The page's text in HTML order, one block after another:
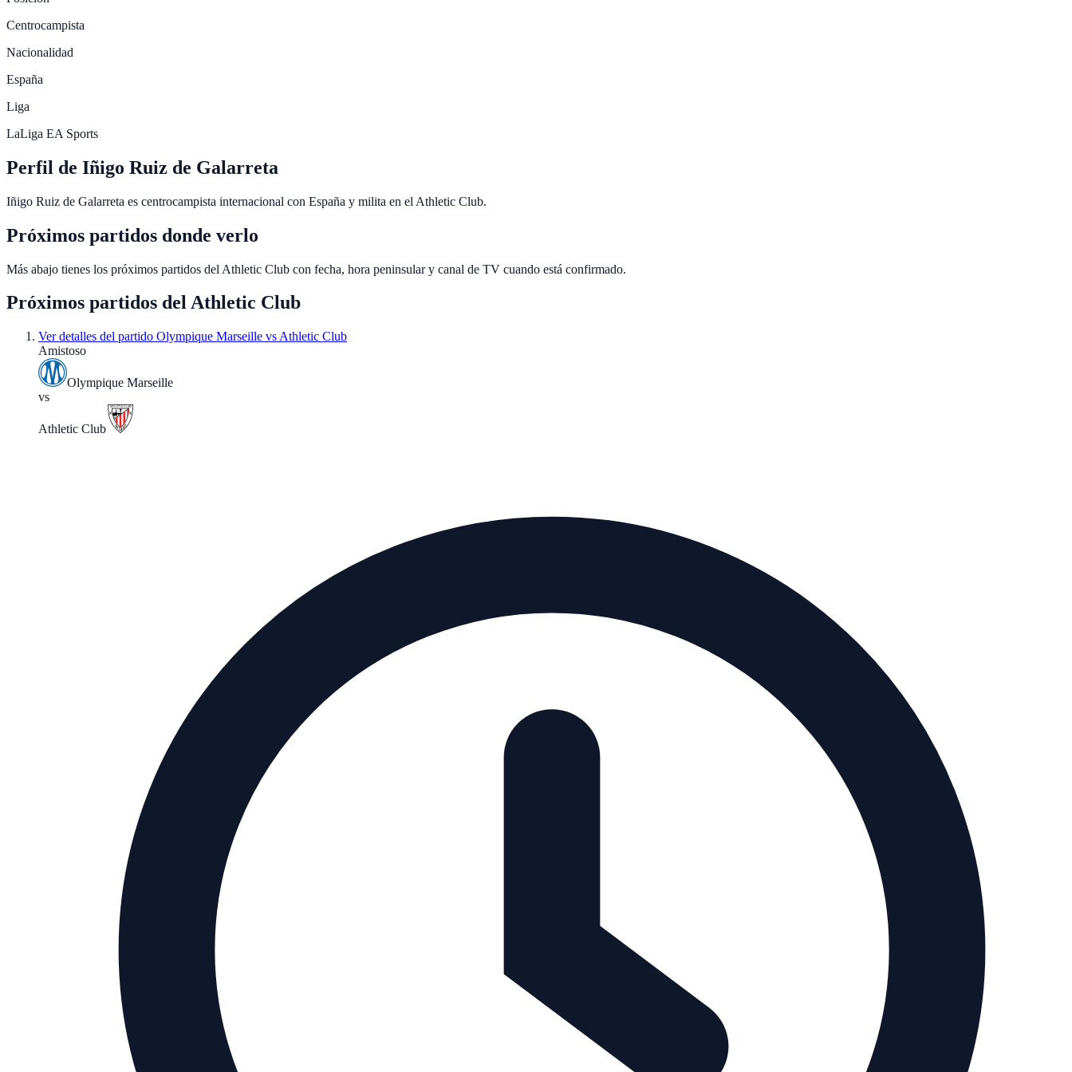
Centrocampista
Nacionalidad
España
Liga
LaLiga EA Sports
Perfil de Iñigo Ruiz de Galarreta
Iñigo Ruiz de Galarreta es centrocampista internacional con España y milita en el Athletic Club.
Próximos partidos donde verlo
Más abajo tienes los próximos partidos del Athletic Club con fecha, hora peninsular y canal de TV cuando está confirmado.
Próximos partidos delAthletic Club
Ver detalles del partido Olympique Marseille vs Athletic Club
Amistoso
Olympique Marseille
vs
Athletic Club